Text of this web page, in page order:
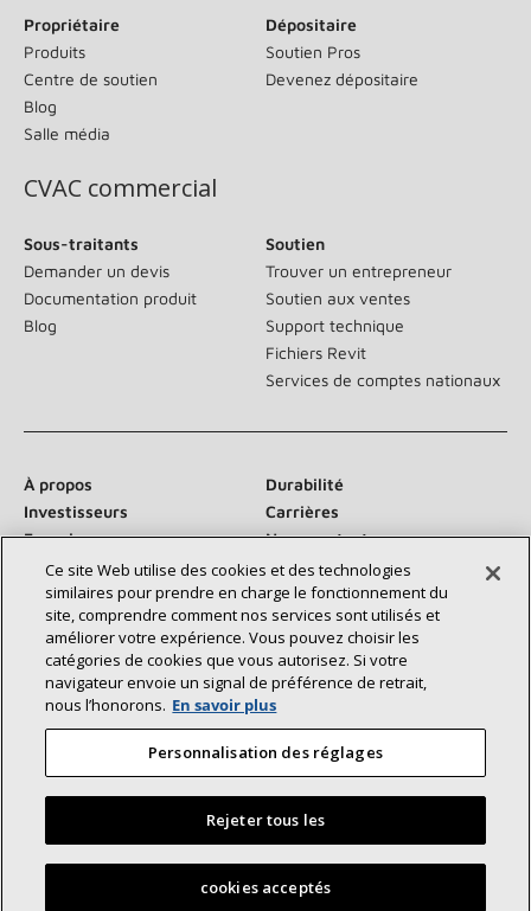
Propriétaire
Produits
Centre de soutien
Blog
Salle média
Dépositaire
Soutien Pros
Devenez dépositaire
CVAC commercial
Sous-traitants
Demander un devis
Documentation produit
Blog
Soutien
Trouver un entrepreneur
Soutien aux ventes
Support technique
Fichiers Revit
Services de comptes nationaux
À propos
Durabilité
Investisseurs
Carrières
Fournisseurs
Nous contacter
Salle de presse
Communiquez avec nous :
©2026 Lennox International Inc.
Déclaration d’accessibilité
Confidentialité
Conditions générales
Ce site Web utilise des cookies et des technologies
similaires pour prendre en charge le fonctionnement du
site, comprendre comment nos services sont utilisés et
améliorer votre expérience. Vous pouvez choisir les
catégories de cookies que vous autorisez. Si votre
navigateur envoie un signal de préférence de retrait,
nous l’honorons. En savoir plus
Personnalisation des réglages
Rejeter tous les
cookies acceptés